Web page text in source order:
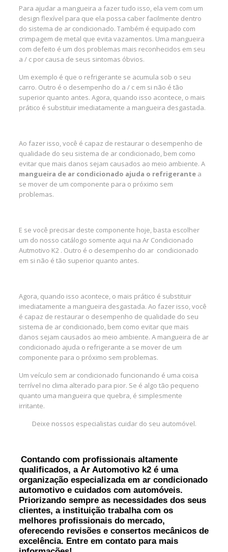
Para ajudar a mangueira a fazer tudo isso, ela vem com um
design flexível para que ela possa caber facilmente dentro
do sistema de ar condicionado. Também é equipado com
crimpagem de metal que evita vazamentos. Uma mangueira
com defeito é um dos problemas mais reconhecidos em seu
a / c por causa de seus sintomas óbvios.
Um exemplo é que o refrigerante se acumula sob o seu
carro. Outro é o desempenho do a / c em si não é tão
superior quanto antes. Agora, quando isso acontece, o mais
prático é substituir imediatamente a mangueira desgastada.
Ao fazer isso, você é capaz de restaurar o desempenho de
qualidade do seu sistema de ar condicionado, bem como
evitar que mais danos sejam causados ao meio ambiente. A
mangueira de ar condicionado ajuda o refrigerante a
se mover de um componente para o próximo sem
problemas.
E se você precisar deste componente hoje, basta escolher
um do nosso catálogo somente aqui na Ar Condicionado
Autmotivo K2 . Outro é o desempenho do ar condicionado
em si não é tão superior quanto antes.
Agora, quando isso acontece, o mais prático é substituir
imediatamente a mangueira desgastada. Ao fazer isso, você
é capaz de restaurar o desempenho de qualidade do seu
sistema de ar condicionado, bem como evitar que mais
danos sejam causados ao meio ambiente. A mangueira de ar
condicionado ajuda o refrigerante a se mover de um
componente para o próximo sem problemas.
Um veículo sem ar condicionado funcionando é uma coisa
terrível no clima alterado para pior. Se é algo tão pequeno
quanto uma mangueira que quebra, é simplesmente
irritante.
Deixe nossos especialistas cuidar do seu automóvel.
Contando com profissionais altamente
qualificados, a Ar Automotivo k2 é uma
organização especializada em ar condicionado
automotivo e cuidados com automóveis.
Priorizando sempre as necessidades dos seus
clientes, a instituição trabalha com os
melhores profissionais do mercado,
oferecendo revisões e consertos mecânicos de
excelência. Entre em contato para mais